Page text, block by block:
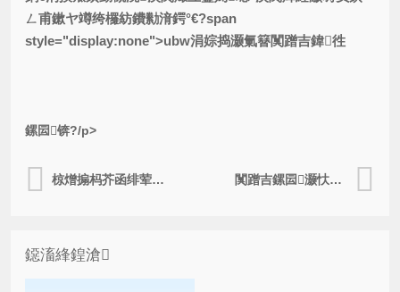
ㄥ甫鏉ヤ竴绔欏紡鐨勬湇鍔°€?span
style="display:none">ubw涓婃捣灏氭簮闃蹭吉鍏徃
鏍囩锛?/p>
椋熷搧杩芥函绯荤粺鍙互甯︽潵浠€涔堟牱鐨勪紭鍔垮ソ澶勶紵 闃蹭吉鏍囩灏忕鏅?/a>
鐚滀綘鍠滄